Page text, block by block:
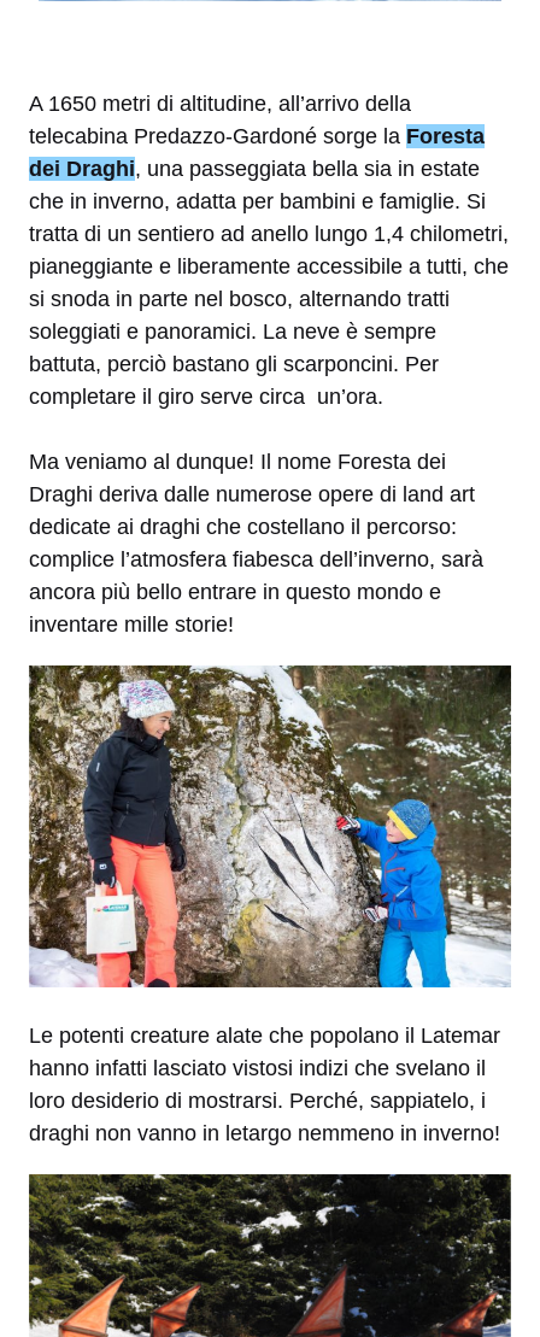
A 1650 metri di altitudine, all’arrivo della
telecabina Predazzo-Gardoné sorge la Foresta
dei Draghi, una passeggiata bella sia in estate
che in inverno, adatta per bambini e famiglie. Si
tratta di un sentiero ad anello lungo 1,4 chilometri,
pianeggiante e liberamente accessibile a tutti, che
si snoda in parte nel bosco, alternando tratti
soleggiati e panoramici. La neve è sempre
battuta, perciò bastano gli scarponcini. Per
completare il giro serve circa un’ora.
Ma veniamo al dunque! Il nome Foresta dei
Draghi deriva dalle numerose opere di land art
dedicate ai draghi che costellano il percorso:
complice l’atmosfera fiabesca dell’inverno, sarà
ancora più bello entrare in questo mondo e
inventare mille storie!
Le potenti creature alate che popolano il Latemar
hanno infatti lasciato vistosi indizi che svelano il
loro desiderio di mostrarsi. Perché, sappiatelo, i
draghi non vanno in letargo nemmeno in inverno!